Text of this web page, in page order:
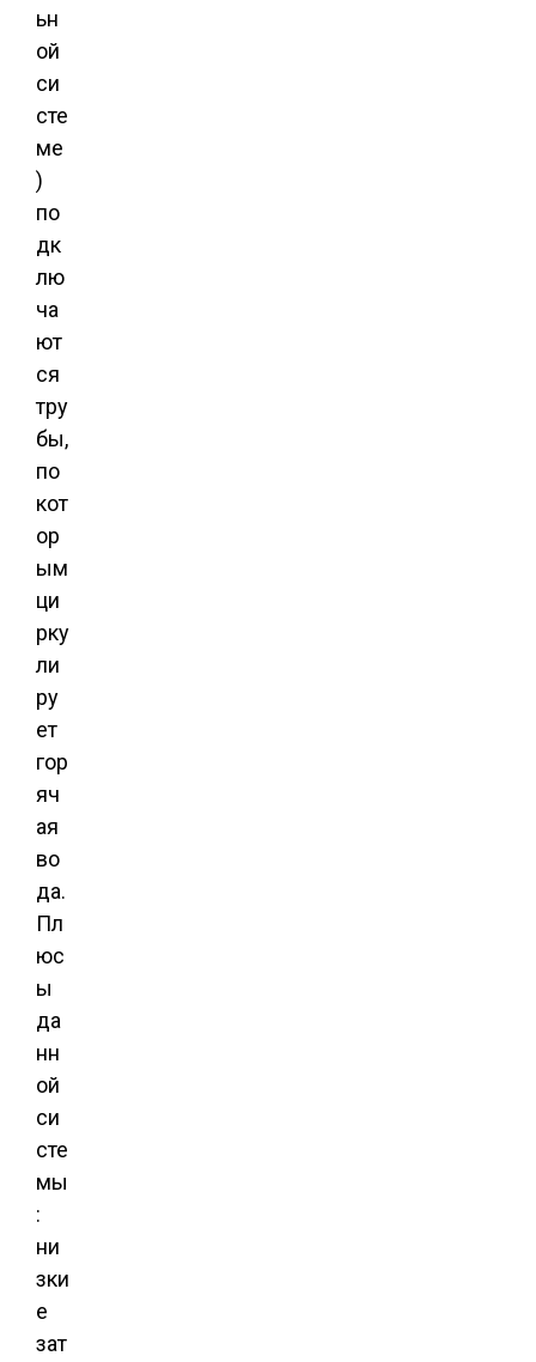
ьн
ой
си
сте
ме
)
по
дк
лю
ча
ют
ся
тру
бы,
по
кот
ор
ым
ци
рку
ли
ру
ет
гор
яч
ая
во
да.
Пл
юс
ы
да
нн
ой
си
сте
мы
:
ни
зки
е
зат